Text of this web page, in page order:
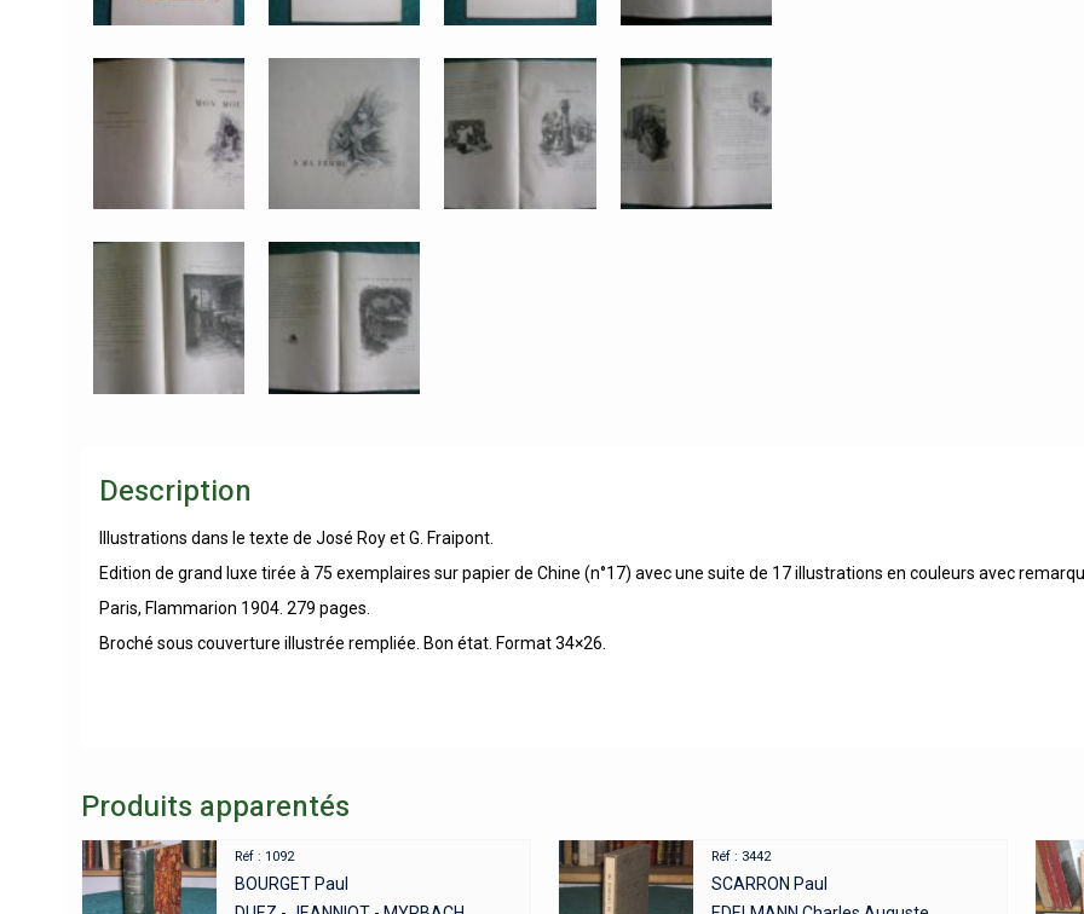
Description
Illustrations dans le texte de José Roy et G. Fraipont.
Edition de grand luxe tirée à 75 exemplaires sur papier de Chine (n°17) avec une suite de 17 illustrations en couleurs avec
Paris, Flammarion 1904. 279 pages.
Broché sous couverture illustrée rempliée. Bon état. Format 34×26.
Produits apparentés
Réf : 1092
BOURGET Paul
Réf : 3442
SCARRON Paul